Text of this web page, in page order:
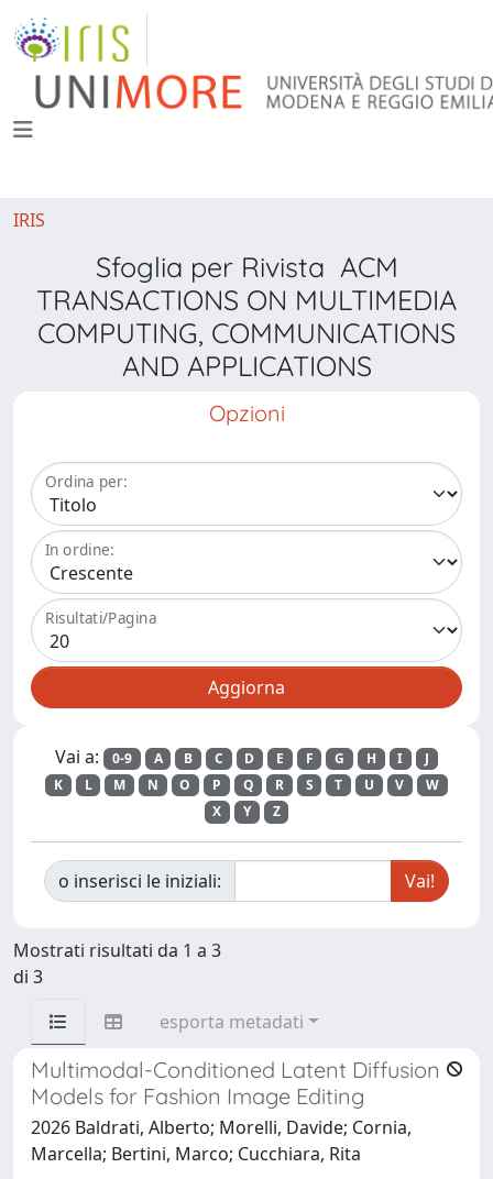
IRIS
Sfoglia per Rivista ACM
TRANSACTIONS ON MULTIMEDIA
COMPUTING, COMMUNICATIONS
AND APPLICATIONS
Opzioni
Ordina per:
In ordine:
Risultati/Pagina
Vai a: 0-9 A B C D E F G H I
J
K
L M N O P Q R S T U V
W
X
Y Z
o inserisci le iniziali:
Mostrati risultati da 1 a 3
di 3
esporta metadati
Multimodal-Conditioned Latent Diffusion
Models for Fashion Image Editing
2026 Baldrati, Alberto; Morelli, Davide; Cornia,
Marcella; Bertini, Marco; Cucchiara, Rita